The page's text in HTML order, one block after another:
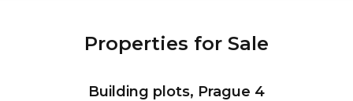
Properties for Sale
Building plots, Prague 4